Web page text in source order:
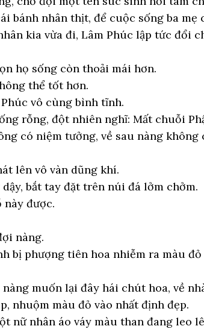
bánh nhân thịt, để cuộc sống ba mẹ
kia vừa đi, Lâm Phúc lập tức đổi
họ sống còn thoải mái hơn.
thể tốt hơn.
vô cùng bình tĩnh.
rỗng, đột nhiên nghĩ: Mất chuỗi
có niệm tưởng, về sau nàng
lên vô vàn dũng khí.
bắt tay đặt trên núi đá lởm chởm.
này được.
nàng.
bị phượng tiên hoa nhiễm ra màu
muốn lại đây hái chút hoa, về
nhuộm màu đỏ vào nhất định đẹp.
nữ nhân áo váy màu than đang leo